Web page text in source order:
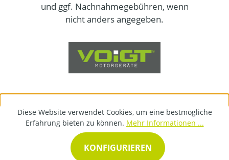
und ggf. Nachnahmegebühren, wenn
nicht anders angegeben.
Diese Website verwendet Cookies, um eine bestmögliche
Erfahrung bieten zu können. Mehr Informationen ...
KONFIGURIEREN